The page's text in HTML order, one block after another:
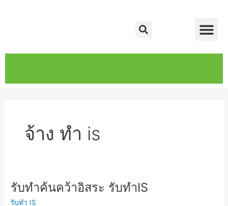
Search
จ้าง ทำ is
รับทำค้นคว้าอิสระ รับทำIS
รับทำ IS
รับ